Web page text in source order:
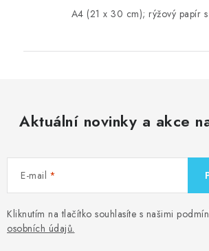
A4 (21 x 30 cm); rýžový papír s
Aktuální novinky a akce
E-mail
Kliknutím na tlačítko souhlasíte s našimi
osobních údajů.